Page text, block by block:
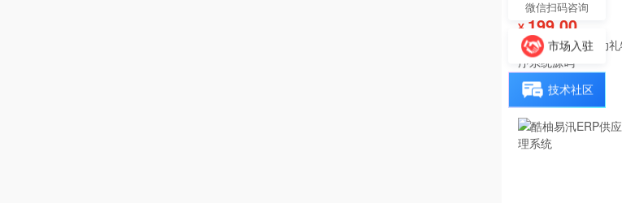
¥ 199.00
投票分享报名活动
序系统源码
热度 42
微信扫码咨询
市场入驻
技术社区